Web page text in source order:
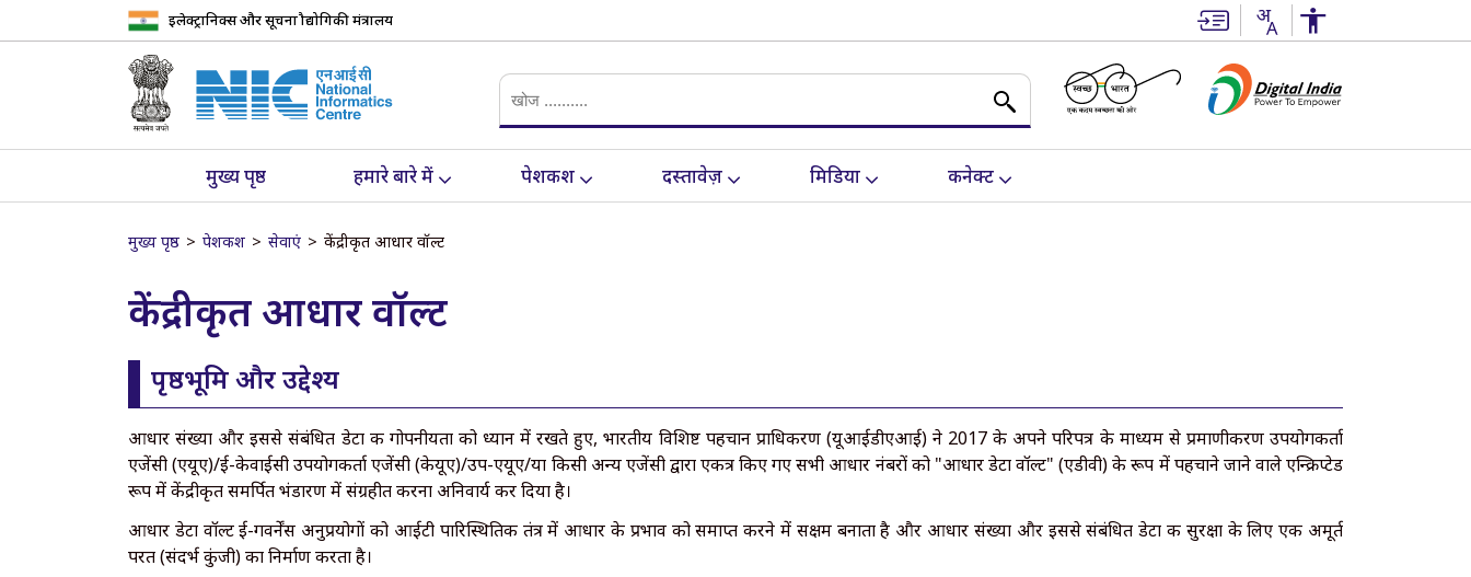
इलेक्ट्रानिक्स और सूचना प्रौद्योगिकी मंत्रालय
मुख्य पृष्ठ हमारे बारे में पेशकश दस्तावेज़ मिडिया कनेक्ट
मुख्य पृष्ठ पेशकश सेवाएं केंद्रीकृत आधार वॉल्ट
केंद्रीकृत आधार वॉल्ट
पृष्ठभूमि और उद्देश्य
आधार संख्या और इससे संबंधित डेटा की गोपनीयता को ध्यान में रखते हुए, भारतीय विशिष्ट पहचान प्राधिकरण (यूआईडीएआई) ने 2017 के अपने परिपत्र के माध्यम से प्रमाणीकरण उपयोगकर्ता
एजेंसी (एयूए)/ई-केवाईसी उपयोगकर्ता एजेंसी (केयूए)/उप-एयूए/या किसी अन्य एजेंसी द्वारा एकत्र किए गए सभी आधार नंबरों को "आधार डेटा वॉल्ट" (एडीवी) के रूप में पहचाने जाने वाले एन्क्रिप्टेड
रूप में केंद्रीकृत समर्पित भंडारण में संग्रहीत करना अनिवार्य कर दिया है।
आधार डेटा वॉल्ट ई-गवर्नेंस अनुप्रयोगों को आईटी पारिस्थितिकी तंत्र में आधार के प्रभाव को समाप्त करने में सक्षम बनाता है और आधार संख्या और इससे संबंधित डेटा की सुरक्षा के लिए एक अमूर्त
परत (संदर्भ कुंजी) का निर्माण करता है।